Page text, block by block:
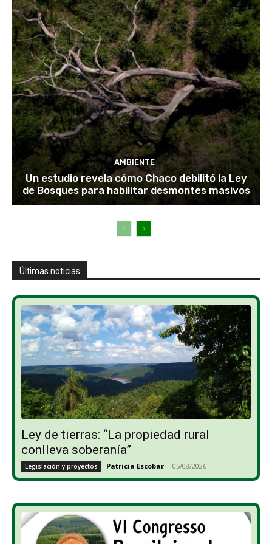
AMBIENTE
Un estudio revela cómo Chaco debilitó la Ley
de Bosques para habilitar desmontes masivos
Últimas noticias
Ley de tierras: “La propiedad rural
conlleva soberanía”
Legislación y proyectos Patricia Escobar - 05/08/2026